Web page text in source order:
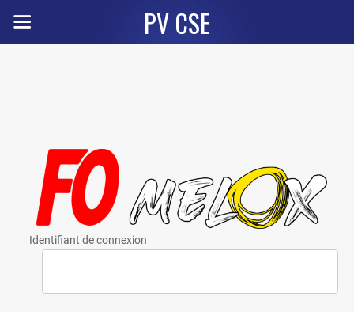
PV CSE
Identifiant de connexion